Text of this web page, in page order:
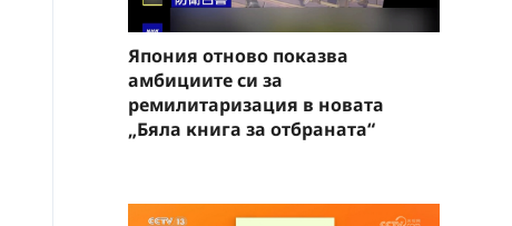
Япония отново показва
амбициите си за
ремилитаризация в новата
„Бяла книга за отбраната“